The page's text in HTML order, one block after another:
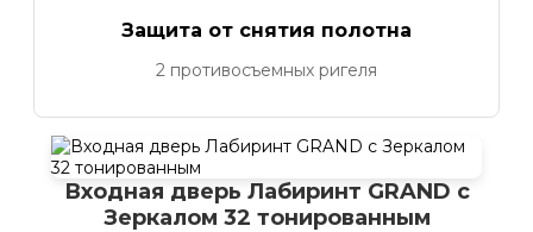
Защита от снятия полотна
2 противосъемных ригеля
Входная дверь Лабиринт GRAND с
Зеркалом 32 тонированным